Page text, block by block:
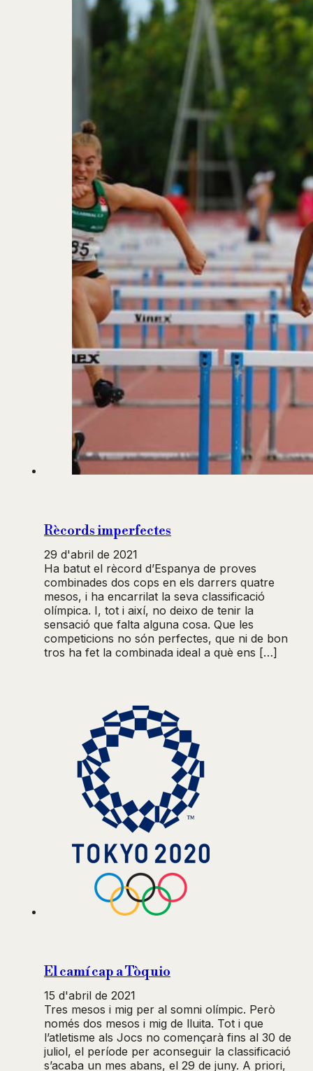
Rècords imperfectes
29 d'abril de 2021
Ha batut el rècord d’Espanya de proves
combinades dos cops en els darrers quatre
mesos, i ha encarrilat la seva classificació
olímpica. I, tot i així, no deixo de tenir la
sensació que falta alguna cosa. Que les
competicions no són perfectes, que ni de bon
tros ha fet la combinada ideal a què ens […]
El camí cap a Tòquio
15 d'abril de 2021
Tres mesos i mig per al somni olímpic. Però
només dos mesos i mig de lluita. Tot i que
l’atletisme als Jocs no començarà fins al 30 de
juliol, el període per aconseguir la classificació
s’acaba un mes abans, el 29 de juny. A priori,